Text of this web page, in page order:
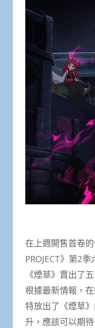
在上週開售首卷
PROJECT》第2
《煙草》賣出了
根據最新情報，
特放出了《煙草
升，應該可以期